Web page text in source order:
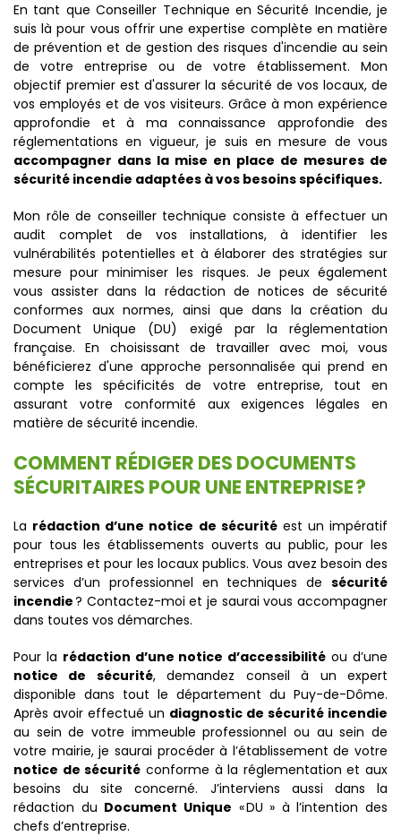
En tant que Conseiller Technique en Sécurité Incendie, je
suis là pour vous offrir une expertise complète en matière
de prévention et de gestion des risques d'incendie au sein
de votre entreprise ou de votre établissement. Mon
objectif premier est d'assurer la sécurité de vos locaux, de
vos employés et de vos visiteurs. Grâce à mon expérience
approfondie et à ma connaissance approfondie des
réglementations en vigueur, je suis en mesure de vous
accompagner dans la mise en place de mesures de
sécurité incendie adaptées à vos besoins spécifiques.
Mon rôle de conseiller technique consiste à effectuer un
audit complet de vos installations, à identifier les
vulnérabilités potentielles et à élaborer des stratégies sur
mesure pour minimiser les risques. Je peux également
vous assister dans la rédaction de notices de sécurité
conformes aux normes, ainsi que dans la création du
Document Unique (DU) exigé par la réglementation
française. En choisissant de travailler avec moi, vous
bénéficierez d'une approche personnalisée qui prend en
compte les spécificités de votre entreprise, tout en
assurant votre conformité aux exigences légales en
matière de sécurité incendie.
COMMENT RÉDIGER DES DOCUMENTS
SÉCURITAIRES POUR UNE ENTREPRISE ?
La rédaction d’une notice de sécuritéest un impératif
pour tous les établissements ouverts au public, pour les
entreprises et pour les locaux publics. Vous avez besoin des
services d’un professionnel en techniques de sécurité
incendie? Contactez-moi et je saurai vous accompagner
dans toutes vos démarches.
Pour la rédaction d’une notice d’accessibilité ou d’une
notice de sécurité, demandez conseil à un expert
disponible dans tout le département du Puy-de-Dôme.
Après avoir effectué un diagnostic de sécurité incendie
au sein de votre immeuble professionnel ou au sein de
votre mairie, je saurai procéder à l’établissement de votre
notice de sécurité conforme à la réglementation et aux
besoins du site concerné. J’interviens aussi dans la
rédaction du Document Unique « DU » à l’intention des
chefs d’entreprise.